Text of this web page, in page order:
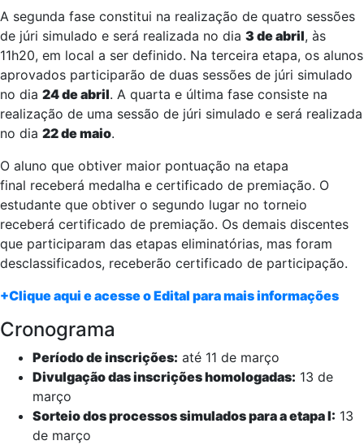
A segunda fase constitui na realização de quatro sessões
de júri simulado e será realizada no dia 3 de abril, às
11h20, em local a ser definido. Na terceira etapa, os alunos
aprovados participarão de duas sessões de júri simulado
no dia 24 de abril. A quarta e última fase consiste na
realização de uma sessão de júri simulado e será realizada
no dia 22 de maio.
O aluno que obtiver maior pontuação na etapa
final receberá medalha e certificado de premiação. O
estudante que obtiver o segundo lugar no torneio
receberá certificado de premiação. Os demais discentes
que participaram das etapas eliminatórias, mas foram
desclassificados, receberão certificado de participação.
+Clique aqui e acesse o Edital para mais informações
Cronograma
Período de inscrições: até 11 de março
Divulgação das inscrições homologadas: 13 de
março
Sorteio dos processos simulados para a etapa I: 13
de março